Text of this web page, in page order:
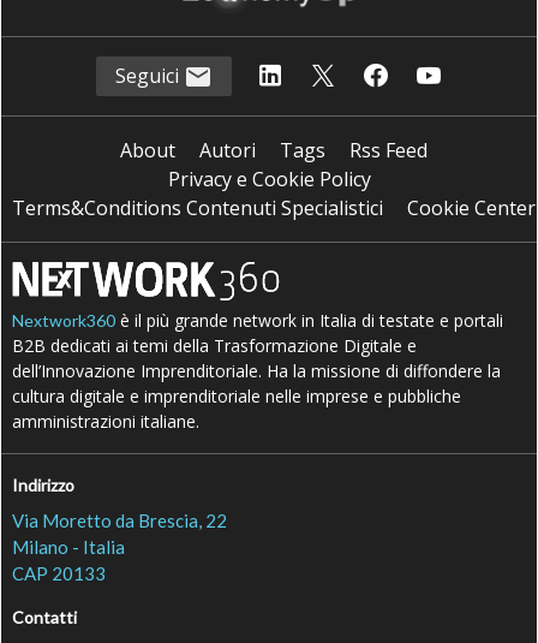
Seguici
About Autori Tags
Rss Feed
Privacy e Cookie Policy
Terms&Conditions Contenuti Specialistici
Cookie Center
Nextwork360 è il più grande network in Italia di testate e portali
B2B dedicati ai temi della Trasformazione Digitale e
dell’Innovazione Imprenditoriale. Ha la missione di diffondere la
cultura digitale e imprenditoriale nelle imprese e pubbliche
amministrazioni italiane.
Indirizzo
Via Moretto da Brescia, 22
Milano - Italia
CAP 20133
Contatti